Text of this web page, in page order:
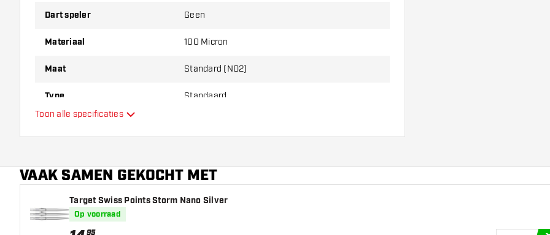
Dart speler Geen
Materiaal 100 Micron
Maat Standard (NO2)
Type Standaard
Toon alle specificaties
VAAK SAMEN GEKOCHT MET
Target Swiss Points Storm Nano Silver
Op voorraad
95